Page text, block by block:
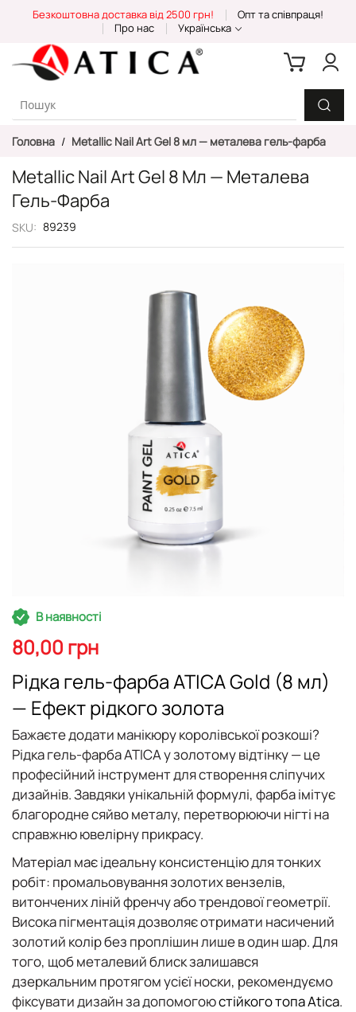
Content
Безкоштовна доставка від 2500 грн!
Опт та співпраця!
Про нас
Українська
Головна Metallic Nail Art Gel 8 мл — металева гель-фарба
Metallic Nail Art Gel 8 Мл — Металева
Гель-Фарба
SKU 89239
Перейти
до
початку
галереї
зображень
В наявності
80,00 грн
Рідка гель-фарба ATICA Gold (8 мл)
— Ефект рідкого золота
Бажаєте додати манікюру королівської розкоші?
Рідка гель-фарба ATICA у золотому відтінку— це
професійний інструмент для створення сліпучих
дизайнів. Завдяки унікальній формулі, фарба імітує
благородне сяйво металу, перетворюючи нігті на
справжню ювелірну прикрасу.
Матеріал має ідеальну консистенцію для тонких
робіт: промальовування золотих вензелів,
витончених ліній френчу або трендової геометрії.
Висока пігментація дозволяє отримати насичений
золотий колір без проплішин лише в один шар. Для
того, щоб металевий блиск залишався
дзеркальним протягом усієї носки, рекомендуємо
фіксувати дизайн за допомогоюстійкого топа Atica.